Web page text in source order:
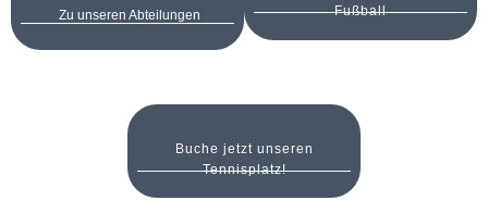
Zu unseren Abteilungen
Fußball
Buche jetzt unseren
Tennisplatz!